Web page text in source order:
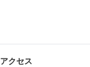
アクセス